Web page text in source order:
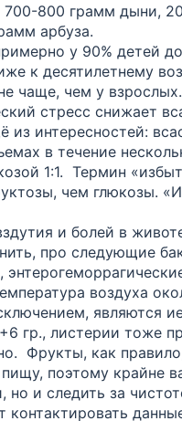
700-800 грамм дыни,
арбуза.
у 90% детей
к десятилетнему
чаще, чем у взрослых.
стресс снижает
из интересностей:
в течение
1:1. Термин
чем глюкозы.
и болей в
про следующие
,
воздуха
являются
гр., листерии тоже
Фрукты, как
поэтому крайне
и следить за
контактировать